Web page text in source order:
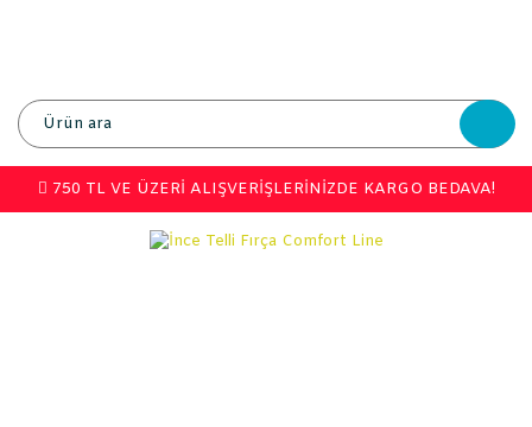
750 TL VE ÜZERİ ALIŞVERİŞLERİNİZDE KARGO BEDAVA!